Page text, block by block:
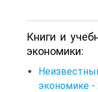
Книги и
экономики:
экономике -